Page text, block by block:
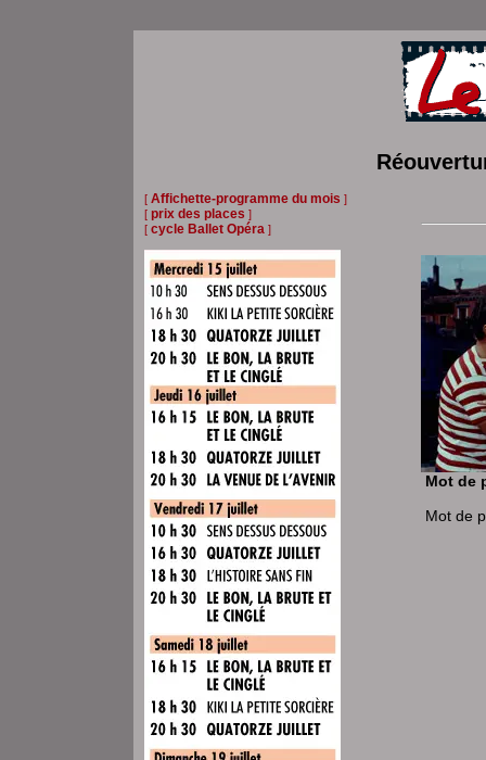
[ Affichette-programme du mois ]
[ prix des places ]
[ cycle Ballet Opéra ]
Mot de
Mot de